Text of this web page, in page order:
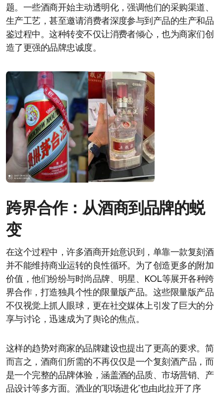
题。一些酒商开始主动透明化，强调他们的采购渠道、
生产工艺，甚至邀请消费者深度参与到产品的生产和品
鉴过程中。这种转变不仅让消费者倾心，也为商家们创
造了更强的品牌忠诚度。
跨界合作：从酒商到品牌的蜕
变
在这个过程中，许多酒商开始意识到，单靠一款复刻酒
并不能维持商业运转的良性循环。为了创造更多的附加
价值，他们纷纷与时尚品牌、明星、KOL等展开各种跨
界合作，打造独具个性的限量版产品。这些限量版产品
不仅视觉上抓人眼球，更在社交媒体上引发了巨大的分
享与讨论，迅速成为了舆论的焦点。
这样的趋势对商家的品牌建设也提出了更高的要求。简
而言之，酒商们所需的不再仅仅是一个复刻酒产品，而
是一个完整的品牌体验，涵盖酒的品质、市场营销、产
品设计等多方面。酒业的“职场进化”也由此拉开了序